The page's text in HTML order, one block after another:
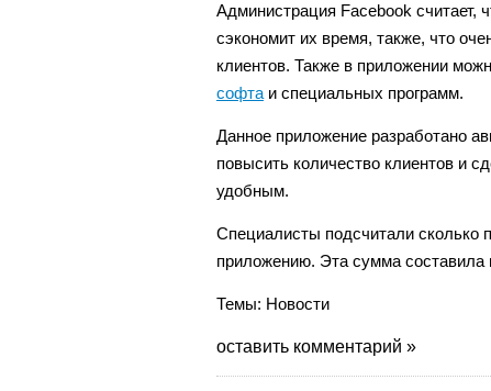
Администрация Facebook считает,
сэкономит их время, также, что
клиентов. Также в приложении
софта и специальных программ.
Данное приложение разработано
повысить количество клиентов и
удобным.
Специалисты подсчитали сколько
приложению. Эта сумма
Темы: Новости
оставить комментарий »